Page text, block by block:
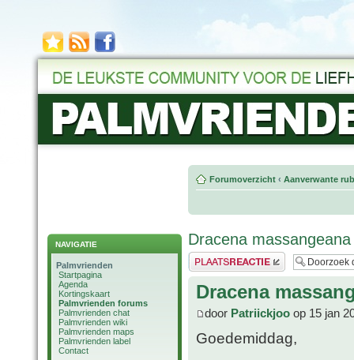
NAVIGATIE
Palmvrienden
Startpagina
Agenda
Kortingskaart
Palmvrienden forums
Palmvrienden chat
Palmvrienden wiki
Palmvrienden maps
Palmvrienden label
Contact
Forumoverzicht ‹ Aanverwante
Dracena massangeana
Plaats een reactie
Dracena
door Patriickjoo op 15 jan
Goedemiddag,